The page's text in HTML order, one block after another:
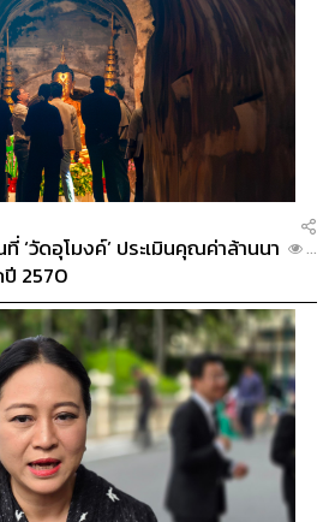
‘วัดอุโมงค์’ ประเมินคุณค่าล้านนา
2570
...